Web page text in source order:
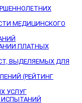
МЕДИЦИНСКОГО
ПЛАТНЫХ
ВЫДЕЛЯЕМЫХ ДЛЯ
(РЕЙТИНГ
УСЛУГ
ИСПЫТАНИЙ